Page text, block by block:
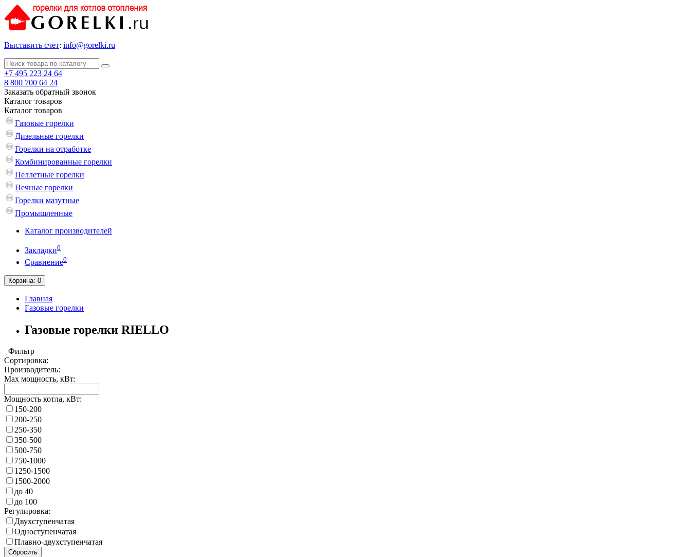
Выставить счет: info@gorelki.ru
+7 495 223 24 64
8 800 700 64 24
Заказать обратный звонок
Каталог товаров
Каталог товаров
Газовые горелки
Дизельные горелки
Горелки на отработке
Комбинированные горелки
Пеллетные горелки
Печные горелки
Горелки мазутные
Промышленные
Каталог производителей
Закладки0
Сравнение0
Корзина: 0
Главная
Газовые горелки
Газовые горелки RIELLO
Фильтр
Сортировка:
Производитель:
Max мощность, кВт:
Мощность котла, кВт:
150-200
200-250
250-350
350-500
500-750
750-1000
1250-1500
1500-2000
до 40
до 100
Регулировка:
Двухступенчатая
Одноступенчатая
Плавно-двухступенчатая
Сбросить